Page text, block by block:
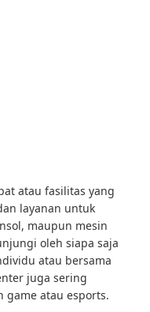
atau fasilitas yang
layanan untuk
maupun mesin
oleh siapa saja
atau bersama
juga sering
game atau esports.